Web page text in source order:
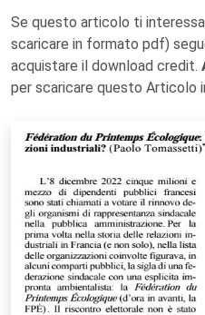
Se questo articolo ti
scaricare in formato pdf)
acquistare il download credit.
per scaricare questo Articolo